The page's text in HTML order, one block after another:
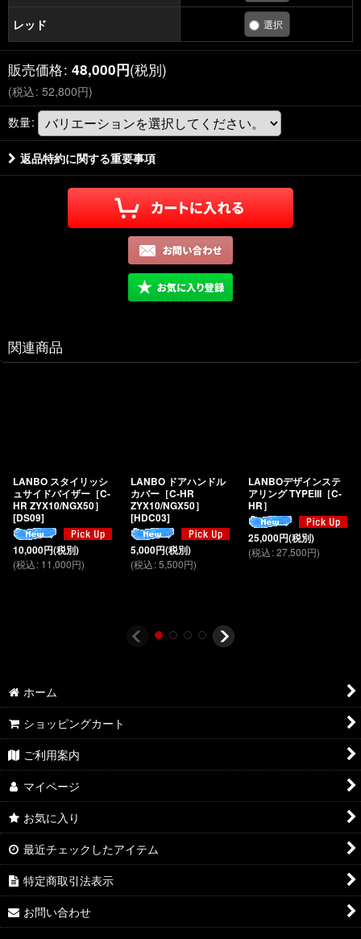
レッド
販売価格: 48,000円(税別)
(税込: 52,800円)
数量:
返品特約に関する重要事項
関連商品
LANBO スタイリッシ
ュサイドバイザー［C-
HR ZYX10/NGX50］
[DS09]
10,000円(税別)
(税込: 11,000円)
LANBO ドアハンドル
カバー［C-HR
ZYX10/NGX50］
[HDC03]
5,000円(税別)
(税込:5,500円)
LANBOデザインステ
アリング TYPEIII［C-
HR］
25,000円(税別)
(税込:27,500円)
ホーム
ショッピングカート
ご利用案内
マイページ
お気に入り
最近チェックしたアイテム
特定商取引法表示
お問い合わせ